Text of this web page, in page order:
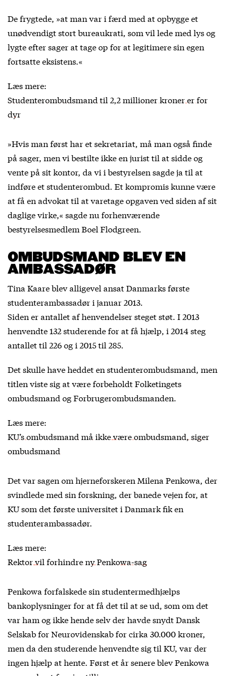
De frygtede, »at man var i færd med at opbygge et
unødvendigt stort bureaukrati, som vil lede med lys og
lygte efter sager at tage op for at legitimere sin egen
fortsatte eksistens.«
Læs mere:
Studenterombudsmand til 2,2 millioner kroner er for
dyr
»Hvis man først har et sekretariat, må man også finde
på sager, men vi bestilte ikke en jurist til at sidde og
vente på sit kontor, da vi i bestyrelsen sagde ja til at
indføre et studenterombud. Et kompromis kunne være
at få en advokat til at varetage opgaven ved siden af sit
daglige virke,« sagde nu forhenværende
bestyrelsesmedlem Boel Flodgreen.
OMBUDSMAND BLEV EN
AMBASSADØR
Tina Kaare blev alligevel ansat Danmarks første
studenterambassadør i januar 2013.
Siden er antallet af henvendelser steget støt. I 2013
henvendte 132 studerende for at få hjælp, i 2014 steg
antallet til 226 og i 2015 til 285.
Det skulle have heddet en studenterombudsmand, men
titlen viste sig at være forbeholdt Folketingets
ombudsmand og Forbrugerombudsmanden.
Læs mere:
KU’s ombudsmand må ikke være ombudsmand, siger
ombudsmand
Det var sagen om hjerneforskeren Milena Penkowa, der
svindlede med sin forskning, der banede vejen for, at
KU som det første universitet i Danmark fik en
studenterambassadør.
Læs mere:
Rektor vil forhindre ny Penkowa-sag
Penkowa forfalskede sin studentermedhjælps
bankoplysninger for at få det til at se ud, som om det
var ham og ikke hende selv der havde snydt Dansk
Selskab for Neurovidenskab for cirka 30.000 kroner,
men da den studerende henvendte sig til KU, var der
ingen hjælp at hente. Først et år senere blev Penkowa